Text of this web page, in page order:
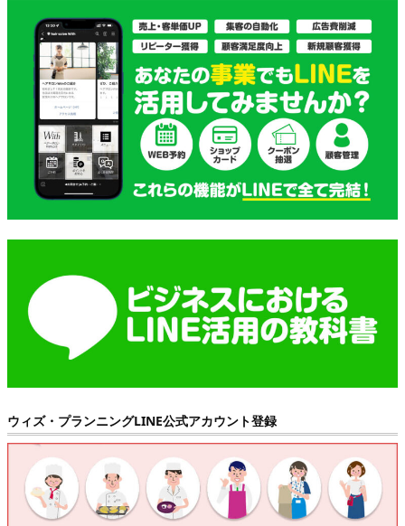
ウィズ・プランニングLINE公式アカウント登録